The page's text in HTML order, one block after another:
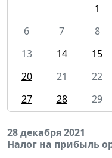
1
6
7 8
13
14 15
20
21 22
27
28 29
28 декабря 2021
Налог на прибыль